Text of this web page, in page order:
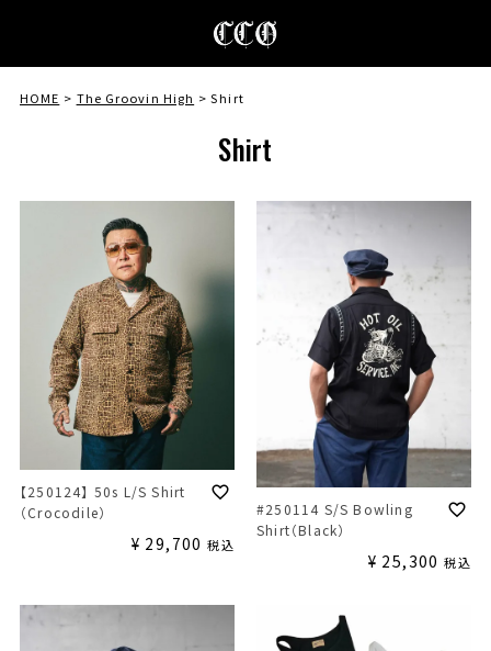
HOME The Groovin High Shirt
Shirt
【250124】 50s L/S Shirt
（Crocodile）
¥ 29,700 税込
#250114 S/S Bowling
Shirt（Black）
¥ 25,300 税込